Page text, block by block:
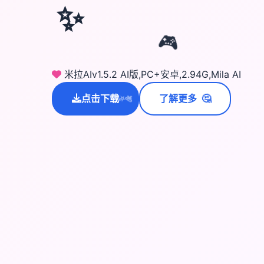
🎮
✨
米拉AIv1.5.2 AI版,PC+安卓,2.94G,Mila AI
点击下载
✨⭐💫 了解更多 🤔